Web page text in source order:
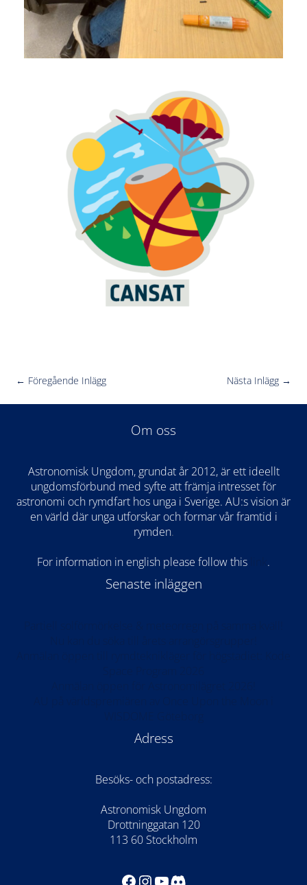
← Föregående Inlägg Nästa Inlägg →
Om oss
Astronomisk Ungdom, grundat år 2012, är ett ideellt
ungdomsförbund med syfte att främja intresset för
astronomi och rymdfart hos unga i Sverige. AU:s vision är
en värld där unga utforskar och formar vår framtid i
rymden.
For information in english please follow this
.
Senaste inläggen
Adress
Besöks- och postadress:
Astronomisk Ungdom
Drottninggatan 120
113 60 Stockholm
Facebook
Instagram
YouTube
Discord